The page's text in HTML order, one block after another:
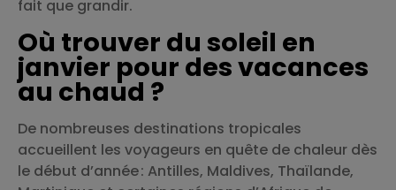
fait que grandir.
Où trouver du soleil en
janvier pour des vacances
au chaud ?
De nombreuses destinations tropicales
accueillent les voyageurs en quête de chaleur dès
le début d’année : Antilles, Maldives, Thaïlande,